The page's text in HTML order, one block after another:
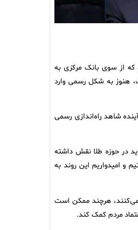
تصریح کرد: از اردیبهشت‌ماه ۱۴۰۴ و براساس وظایفی که از سوی بانک مرکزی به
هنوز به شکل رسمی وارد
شاهد راه‌اندازی رسمی
در حوزه طلا نقش داشته
و امیدواریم این روند به
می‌کنند، هرچند ممکن است
مردم کمک کند.